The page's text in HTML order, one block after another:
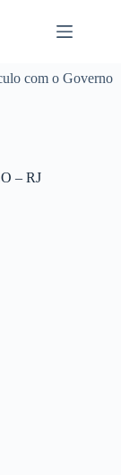
com o Governo
– RJ